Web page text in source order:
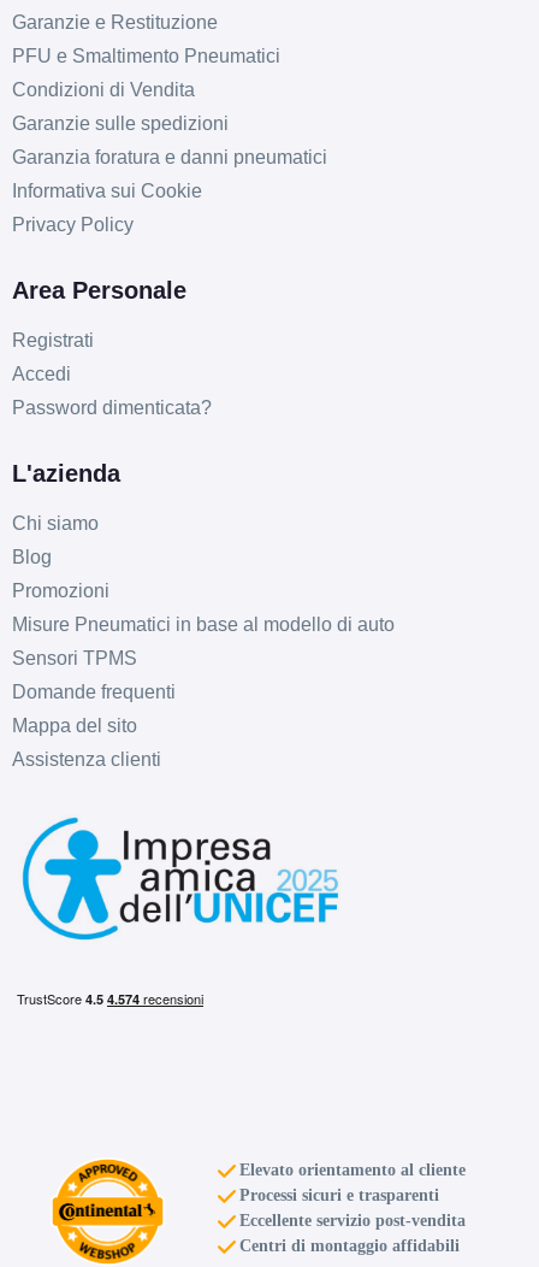
Garanzie e Restituzione
PFU e Smaltimento Pneumatici
Condizioni di Vendita
Garanzie sulle spedizioni
Garanzia foratura e danni pneumatici
Informativa sui Cookie
Privacy Policy
Area Personale
Registrati
Accedi
Password dimenticata?
L'azienda
Chi siamo
Blog
Promozioni
Misure Pneumatici in base al modello di auto
Sensori TPMS
Domande frequenti
Mappa del sito
Assistenza clienti
Elevato orientamento al cliente
Processi sicuri e trasparenti
Eccellente servizio post-vendita
Centri di montaggio affidabili